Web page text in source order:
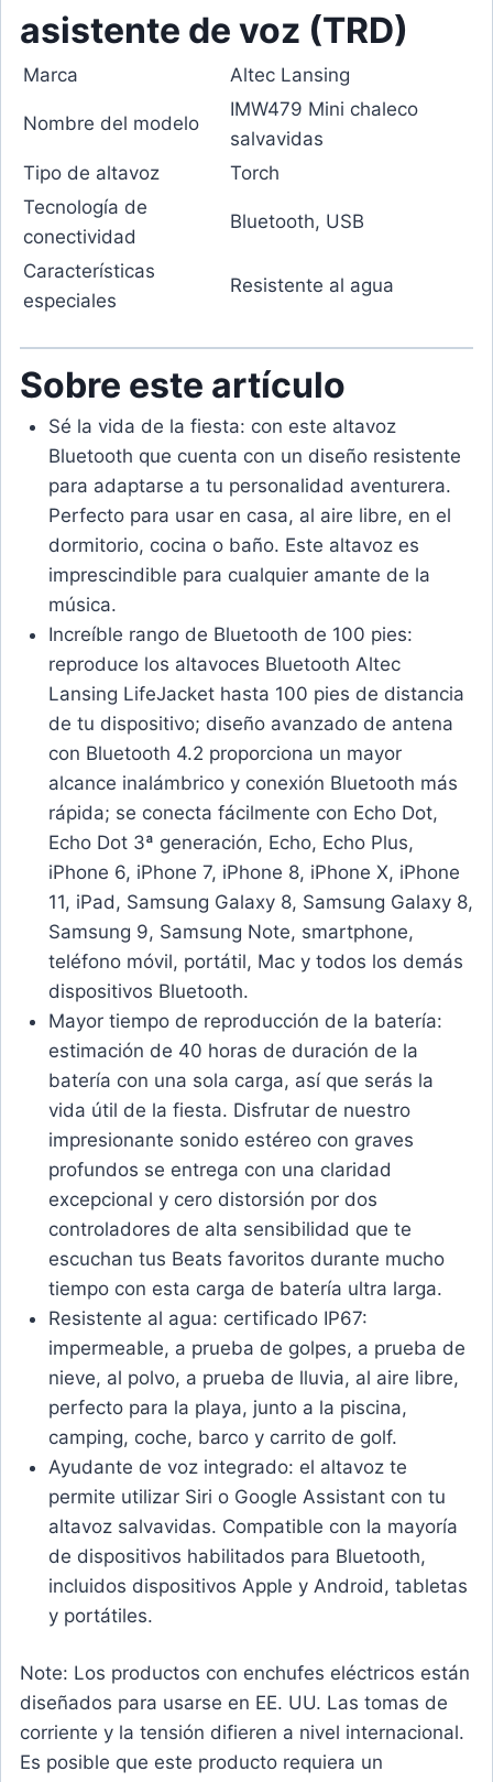
asistente de voz (TRD)
Marca Altec Lansing
Nombre del modelo
IMW479 Mini chaleco
salvavidas
Tipo de altavoz
Torch
Tecnología de
conectividad
Bluetooth, USB
Características
especiales
Resistente al agua
Sobre este artículo
Sé la vida de la fiesta: con este altavoz
Bluetooth que cuenta con un diseño resistente
para adaptarse a tu personalidad aventurera.
Perfecto para usar en casa, al aire libre, en el
dormitorio, cocina o baño. Este altavoz es
imprescindible para cualquier amante de la
música.
Increíble rango de Bluetooth de 100 pies:
reproduce los altavoces Bluetooth Altec
Lansing LifeJacket hasta 100 pies de distancia
de tu dispositivo; diseño avanzado de antena
con Bluetooth 4.2 proporciona un mayor
alcance inalámbrico y conexión Bluetooth más
rápida; se conecta fácilmente con Echo Dot,
Echo Dot 3ª generación, Echo, Echo Plus,
iPhone 6, iPhone 7, iPhone 8, iPhone X, iPhone
11, iPad, Samsung Galaxy 8, Samsung Galaxy 8,
Samsung 9, Samsung Note, smartphone,
teléfono móvil, portátil, Mac y todos los demás
dispositivos Bluetooth.
Mayor tiempo de reproducción de la batería:
estimación de 40 horas de duración de la
batería con una sola carga, así que serás la
vida útil de la fiesta. Disfrutar de nuestro
impresionante sonido estéreo con graves
profundos se entrega con una claridad
excepcional y cero distorsión por dos
controladores de alta sensibilidad que te
escuchan tus Beats favoritos durante mucho
tiempo con esta carga de batería ultra larga.
Resistente al agua: certificado IP67:
impermeable, a prueba de golpes, a prueba de
nieve, al polvo, a prueba de lluvia, al aire libre,
perfecto para la playa, junto a la piscina,
camping, coche, barco y carrito de golf.
Ayudante de voz integrado: el altavoz te
permite utilizar Siri o Google Assistant con tu
altavoz salvavidas. Compatible con la mayoría
de dispositivos habilitados para Bluetooth,
incluidos dispositivos Apple y Android, tabletas
y portátiles.
Note: Los productos con enchufes eléctricos están
diseñados para usarse en EE. UU. Las tomas de
corriente y la tensión difieren a nivel internacional.
Es posible que este producto requiera un